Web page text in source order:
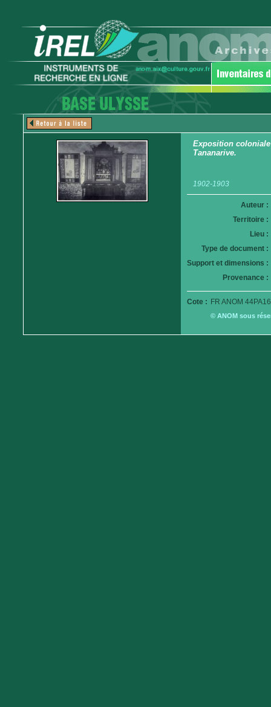
Exposition
Tananarive.
1902-1903
Auteur :
Territoire :
Lieu :
Type de document :
Support et dimensions :
Provenance :
Cote : FR ANOM
© ANOM sous